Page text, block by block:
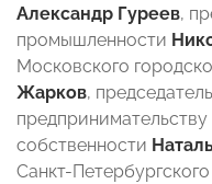
Александр Гуреев,
промышленности
Московского
Жарков,
собственности
Санкт-